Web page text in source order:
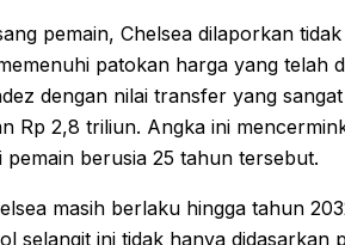
pemain, Chelsea dilaporkan
patokan harga yang telah
dengan nilai transfer yang
Rp 2,8 triliun. Angka ini
berusia 25 tahun tersebut.
masih berlaku hingga tahun
selangit ini tidak hanya didasarkan